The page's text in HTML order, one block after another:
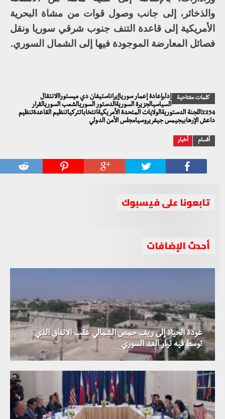
والذخائر، إلى جانب وصول قوات من مشاة البحرية
الأمريكية إلى قاعدة التنف جنوب شرقي سوريا ونقل
فصائل المعارضة الموجودة فيها إلى الشمال السوري.
كلمات مفتاحية
إدلبإعادة إعمار سورياإيراناستيفان دي ميستوراالانتقال
السياسيالجزيرة السوريةالدستور السوريالشعب السوريالقرار
2254اللجنة الدستوريةالولايات المتحدة الأمريكيةانتخاباتتركياتنظيم القاعدةتنظيم
داعش الإرهابيجيمس جيفريروسيامجلس الأمن الدولي
أقسام أخبار
تابعونا على فيسبوك
أحدث الإضافات
عودة الحياة إلى ريف حمص الشمالي عقب الاتفاق الذي
توسط فيه تيار الغد السوري